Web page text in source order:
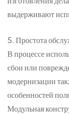
выдерживают
5. Простота
В процессе
сбои или
модернизации
особенностей
Модульная